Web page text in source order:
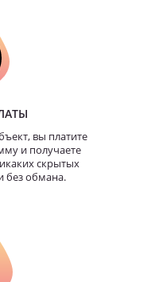
вы платите
и получаете
скрытых
без обмана.